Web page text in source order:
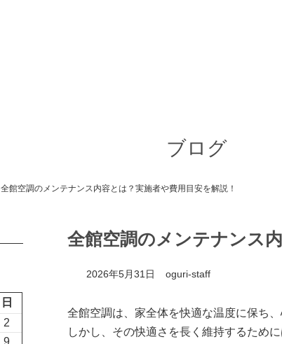
ブログ
全館空調のメンテナンス内容とは？実施者や費用目安を解説！
全館空調のメンテナンス
2026年5月31日 oguri-staff
全館空調は、家全体を快適な温度に保ち
しかし、その快適さを長く維持するため
日
2